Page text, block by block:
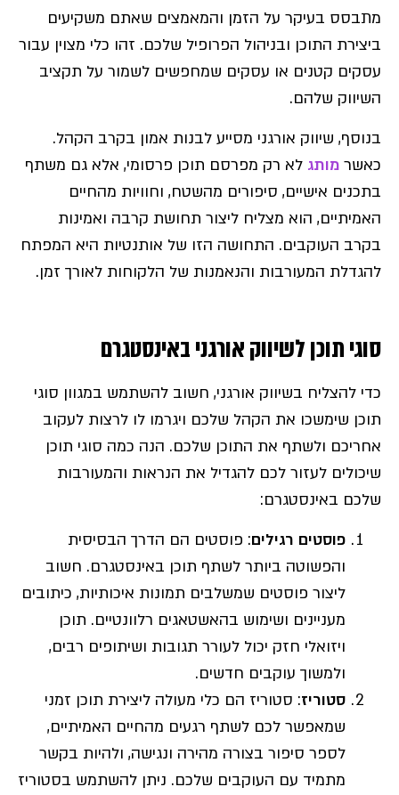
מתבסס בעיקר על הזמן והמאמצים שאתם משקיעים
ביצירת התוכן ובניהול הפרופיל שלכם. זהו כלי מצוין עבור
עסקים קטנים או עסקים שמחפשים לשמור על תקציב
השיווק שלהם.
בנוסף, שיווק אורגני מסייע לבנות אמון בקרב הקהל.
כאשר מותג לא רק מפרסם תוכן פרסומי, אלא גם משתף
בתכנים אישיים, סיפורים מהשטח, וחוויות מהחיים
האמיתיים, הוא מצליח ליצור תחושת קרבה ואמינות
בקרב העוקבים. התחושה הזו של אותנטיות היא המפתח
להגדלת המעורבות והנאמנות של הלקוחות לאורך זמן.
סוגי תוכן לשיווק אורגני באינסטגרם
כדי להצליח בשיווק אורגני, חשוב להשתמש במגוון סוגי
תוכן שימשכו את הקהל שלכם ויגרמו לו לרצות לעקוב
אחריכם ולשתף את התוכן שלכם. הנה כמה סוגי תוכן
שיכולים לעזור לכם להגדיל את הנראות והמעורבות
שלכם באינסטגרם:
פוסטים רגילים: פוסטים הם הדרך הבסיסית
והפשוטה ביותר לשתף תוכן באינסטגרם. חשוב
ליצור פוסטים שמשלבים תמונות איכותיות, כיתובים
מעניינים ושימוש בהאשטאגים רלוונטיים. תוכן
ויזואלי חזק יכול לעורר תגובות ושיתופים רבים,
ולמשוך עוקבים חדשים.
סטוריז: סטוריז הם כלי מעולה ליצירת תוכן זמני
שמאפשר לכם לשתף רגעים מהחיים האמיתיים,
לספר סיפור בצורה מהירה ונגישה, ולהיות בקשר
מתמיד עם העוקבים שלכם. ניתן להשתמש בסטוריז